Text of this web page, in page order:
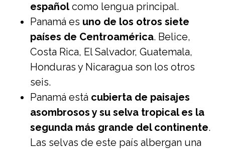
españolcomo lengua principal.
Panamá es uno de los otros siete
países de Centroamérica. Belice,
Costa Rica, El Salvador, Guatemala,
Honduras y Nicaragua son los otros
seis.
Panamá está cubierta de paisajes
asombrosos y su selva tropical es la
segunda más grande del continente.
Las selvas de este país albergan una